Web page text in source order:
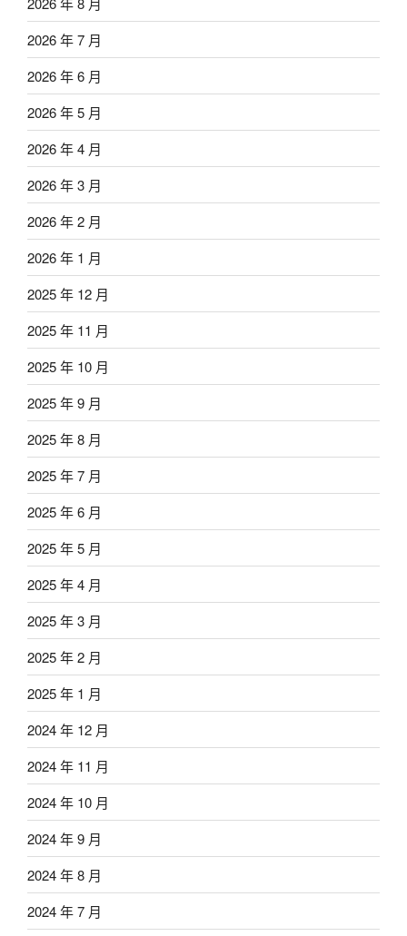
2026 年 7 月
2026 年 6 月
2026 年 5 月
2026 年 4 月
2026 年 3 月
2026 年 2 月
2026 年 1 月
2025 年 12 月
2025 年 11 月
2025 年 10 月
2025 年 9 月
2025 年 8 月
2025 年 7 月
2025 年 6 月
2025 年 5 月
2025 年 4 月
2025 年 3 月
2025 年 2 月
2025 年 1 月
2024 年 12 月
2024 年 11 月
2024 年 10 月
2024 年 9 月
2024 年 8 月
2024 年 7 月